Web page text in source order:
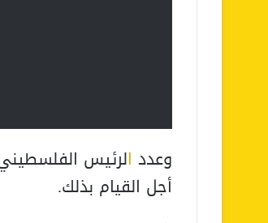
وعدد الرئيس
أجل القيام بذلك.